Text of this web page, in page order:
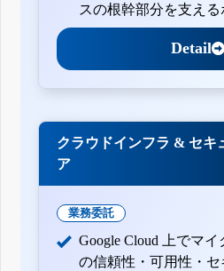
スの根幹部分を支える
Detail
クラウドインフラ & セキ
ア
業務委託
Google Cloud 上でマ
の信頼性・可用性・セ